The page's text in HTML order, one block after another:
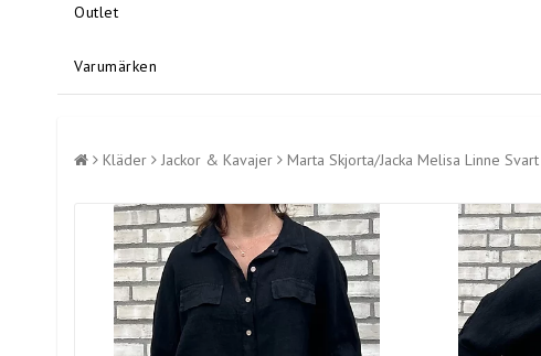
Outlet
Varumärken
Kläder Jackor & Kavajer Marta Skjorta/Jacka Melisa Linne Svart